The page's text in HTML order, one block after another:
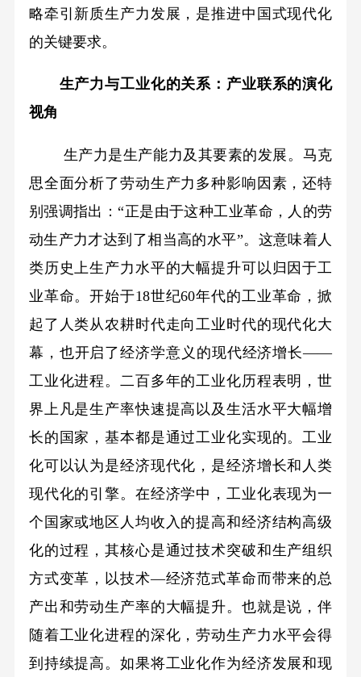
略牵引新质生产力发展，是推进中国式现代化
的关键要求。
生产力与工业化的关系：产业联系的演化
视角
生产力是生产能力及其要素的发展。马克
思全面分析了劳动生产力多种影响因素，还特
别强调指出：“正是由于这种工业革命，人的劳
动生产力才达到了相当高的水平”。这意味着人
类历史上生产力水平的大幅提升可以归因于工
业革命。开始于18世纪60年代的工业革命，掀
起了人类从农耕时代走向工业时代的现代化大
幕，也开启了经济学意义的现代经济增长——
工业化进程。二百多年的工业化历程表明，世
界上凡是生产率快速提高以及生活水平大幅增
长的国家，基本都是通过工业化实现的。工业
化可以认为是经济现代化，是经济增长和人类
现代化的引擎。在经济学中，工业化表现为一
个国家或地区人均收入的提高和经济结构高级
化的过程，其核心是通过技术突破和生产组织
方式变革，以技术—经济范式革命而带来的总
产出和劳动生产率的大幅提升。也就是说，伴
随着工业化进程的深化，劳动生产力水平会得
到持续提高。如果将工业化作为经济发展和现